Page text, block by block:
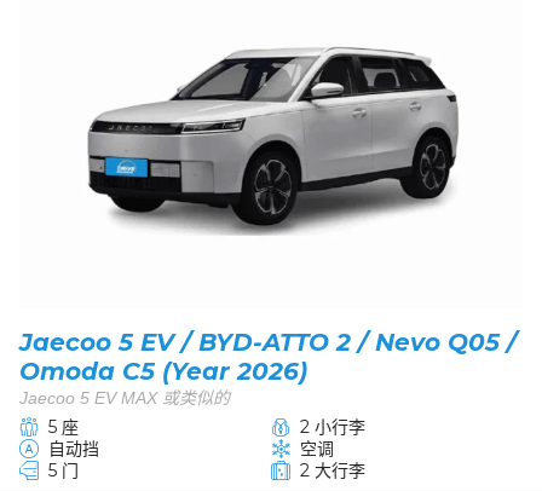
Jaecoo 5 EV / BYD-ATTO 2 / Nevo Q05 /
Omoda C5 (Year 2026)
Jaecoo 5 EV MAX 或类似的
5 座
2 小行李
自动挡
空调
5 门
2 大行李